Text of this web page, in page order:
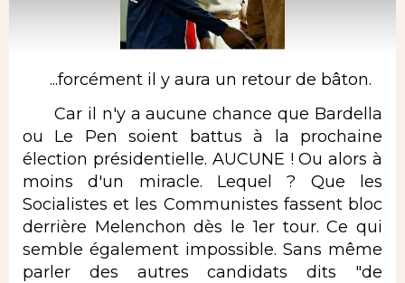
...forcément il y aura un retour de bâton.
Car il n'y a aucune chance que Bardella
ou Le Pen soient battus à la prochaine
élection présidentielle. AUCUNE ! Ou alors à
moins d'un miracle. Lequel ? Que les
Socialistes et les Communistes fassent bloc
derrière Melenchon dès le 1er tour. Ce qui
semble également impossible. Sans même
parler des autres candidats dits "de